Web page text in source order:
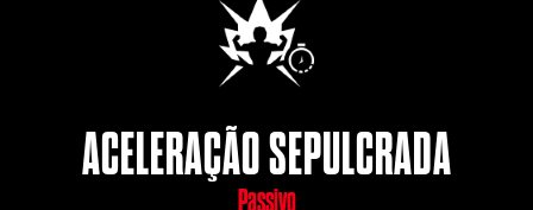
ACELERAÇÃO SEPULCRADA
Passivo